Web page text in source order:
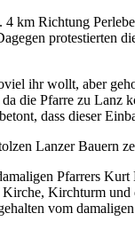
km Richtung
protestierten
ihr wollt, aber
die Pfarre zu Lanz
dass dieser
Lanzer Bauern
Pfarrers
Kirchturm
vom